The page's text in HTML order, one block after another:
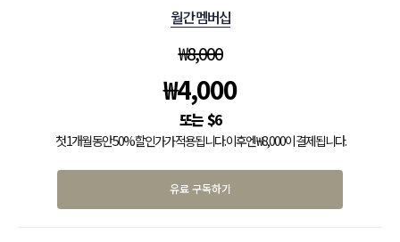
월간 멤버십
₩8,000
₩4,000
$6
첫 1개월 동안 50% 할인가가 적용됩니다. 이후엔 ₩8,000이 결제됩니다.
유료 구독하기